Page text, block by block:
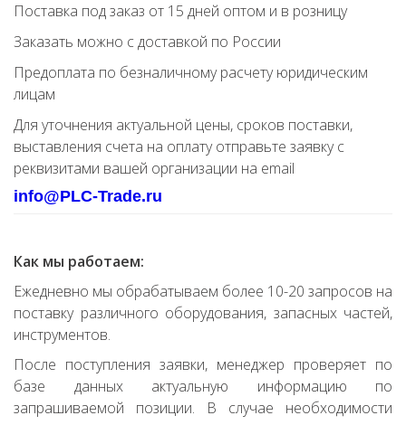
Поставка под заказ от 15 дней оптом и в розницу
Заказать можно с доставкой по России
Предоплата по безналичному расчету юридическим
лицам
Для уточнения актуальной цены, сроков поставки,
выставления счета на оплату отправьте заявку с
реквизитами вашей организации на email
info@PLC-Trade.ru
Как мы работаем:
Ежедневно мы обрабатываем более 10-20 запросов на
поставку различного оборудования, запасных частей,
инструментов.
После поступления заявки, менеджер проверяет по
базе данных актуальную информацию по
запрашиваемой позиции. В случае необходимости